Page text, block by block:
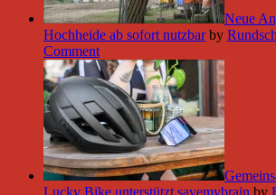
Neue
Hochheide ab sofort nutzbar by
Comment
Lucky Bike unterstützt savemybrain by